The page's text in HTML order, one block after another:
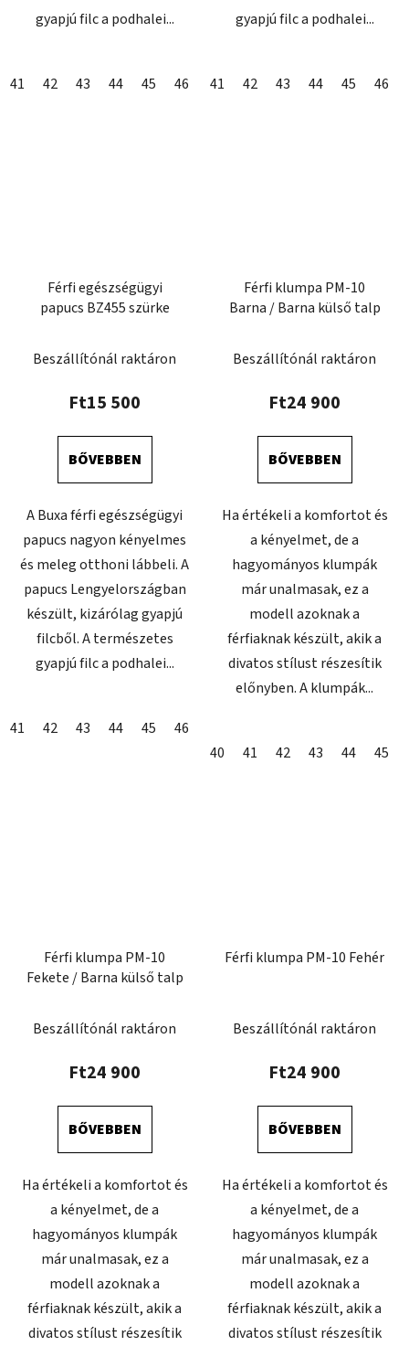
gyapjú filc a podhalei...
41 42 43 44 45 46 47
gyapjú filc a podhalei...
41 42 43 44 45 46
Férfi egészségügyi
papucs BZ455 szürke
Beszállítónál raktáron
Ft15 500
BŐVEBBEN
A Buxa férfi egészségügyi
papucs nagyon kényelmes
és meleg otthoni lábbeli. A
papucs Lengyelországban
készült, kizárólag gyapjú
filcből. A természetes
gyapjú filc a podhalei...
41 42 43 44 45 46
Férfi klumpa PM-10
Barna / Barna külső talp
Beszállítónál raktáron
Ft24 900
BŐVEBBEN
Ha értékeli a komfortot és
a kényelmet, de a
hagyományos klumpák
már unalmasak, ez a
modell azoknak a
férfiaknak készült, akik a
divatos stílust részesítik
előnyben. A klumpák...
40 41 42 43 44 45
Férfi klumpa PM-10
Fekete / Barna külső talp
termék
átlagos
5-
ből
csillag.
Beszállítónál raktáron
Ft24 900
BŐVEBBEN
Ha értékeli a komfortot és
a kényelmet, de a
hagyományos klumpák
már unalmasak, ez a
modell azoknak a
férfiaknak készült, akik a
divatos stílust részesítik
Férfi klumpa PM-10 Fehér
Beszállítónál raktáron
Ft24 900
BŐVEBBEN
Ha értékeli a komfortot és
a kényelmet, de a
hagyományos klumpák
már unalmasak, ez a
modell azoknak a
férfiaknak készült, akik a
divatos stílust részesítik